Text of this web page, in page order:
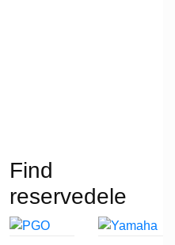
Find
reservedele